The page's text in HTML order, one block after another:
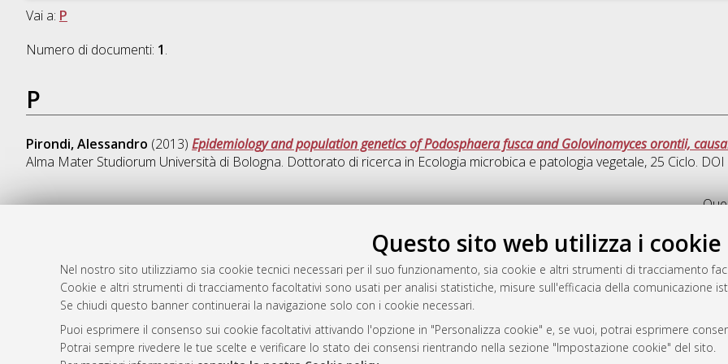
Questo sito web utilizza i cookie
Nel nostro sito utilizziamo sia cookie tecnici necessari per il suo funzionamento, sia cookie e altri strumenti di tracciamento
Cookie e altri strumenti di tracciamento facoltativi sono usati per analisi statistiche, misure sull'efficacia della comunicazione
Se chiudi questo banner continuerai la navigazione solo con i cookie necessari.
Puoi esprimere il consenso sui cookie facoltativi attivando l'opzione in "Personalizza cookie" e, se vuoi, potrai esprimere
Potrai sempre rivedere le tue scelte e verificare lo stato dei consensi rientrando nella sezione "Impostazione cookie" del sito.
Vai a: P
Numero di documenti: 1.
P
Pirondi, Alessandro (2013) Epidemiology and population genetics of Podosphaera fusca and Golovinomyces orontii,
Alma Mater Studiorum Università di Bologna. Dottorato di ricerca in Ecologia microbica e patologia vegetale, 25 Ciclo.
Rss 1.0
Rss 2.0
AMS Dottorato
ISSN: 2038-7946
Servizio implementato e gestito daAlmaDL
Impostazioni Cookie
Informativa sulla privacy
Condizioni d’uso del sito